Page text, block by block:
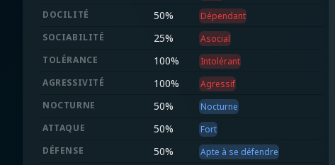
DOCILITÉ
50%
Dépendant
SOCIABILITÉ
25%
Asocial
TOLÉRANCE
100%
Intolérant
AGRESSIVITÉ
100%
Agressif
NOCTURNE
50%
Nocturne
ATTAQUE
50%
Fort
DÉFENSE
50%
Apte à se défendre